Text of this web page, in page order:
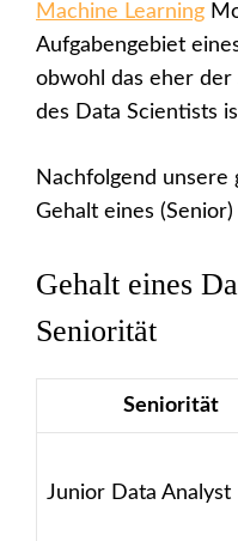
Machine Learning
Aufgabengebiet
obwohl das eher
des Data Scientists
Nachfolgend unsere
Gehalt eines
Gehalt eines
Seniorität
Seniorität
Junior Data Analyst